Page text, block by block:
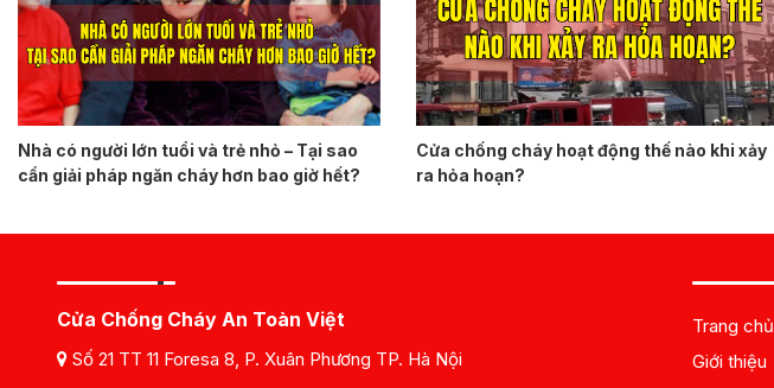
Nhà có người lớn tuổi và trẻ nhỏ – Tại sao
cần giải pháp ngăn cháy hơn bao giờ hết?
Cửa chống cháy hoạt động thế nào khi xảy
ra hỏa hoạn?
Cửa Chống Cháy An Toàn Việt
Số 21 TT 11 Foresa 8, P. Xuân Phương TP. Hà Nội
Trang chủ
Giới thiệu